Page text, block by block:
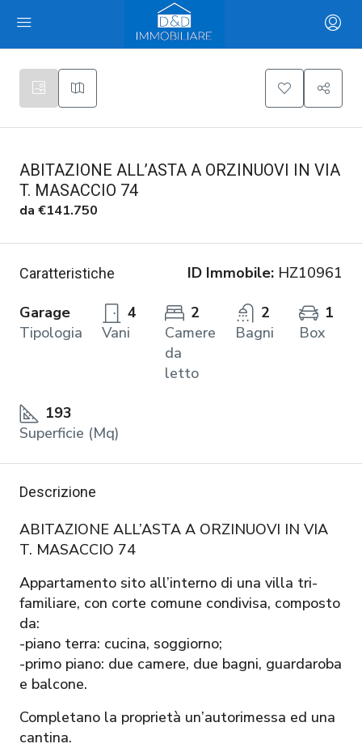
ABITAZIONE ALL’ASTA A ORZINUOVI IN VIA
T. MASACCIO 74
da €141.750
Caratteristiche ID Immobile: HZ10961
Garage
Tipologia
4
Vani
2
Camere
da
letto
2
Bagni
1
Box
193
Superficie (Mq)
Descrizione
ABITAZIONE ALL’ASTA A ORZINUOVI IN VIA
T. MASACCIO 74
Appartamento sito all’interno di una villa tri-
familiare, con corte comune condivisa, composto
da:
-piano terra: cucina, soggiorno;
-primo piano: due camere, due bagni, guardaroba
e balcone.
Completano la proprietà un’autorimessa ed una
cantina.